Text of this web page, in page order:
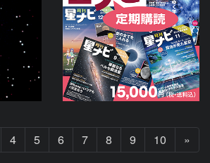
4 5 6 7 8 9 10 »
へ